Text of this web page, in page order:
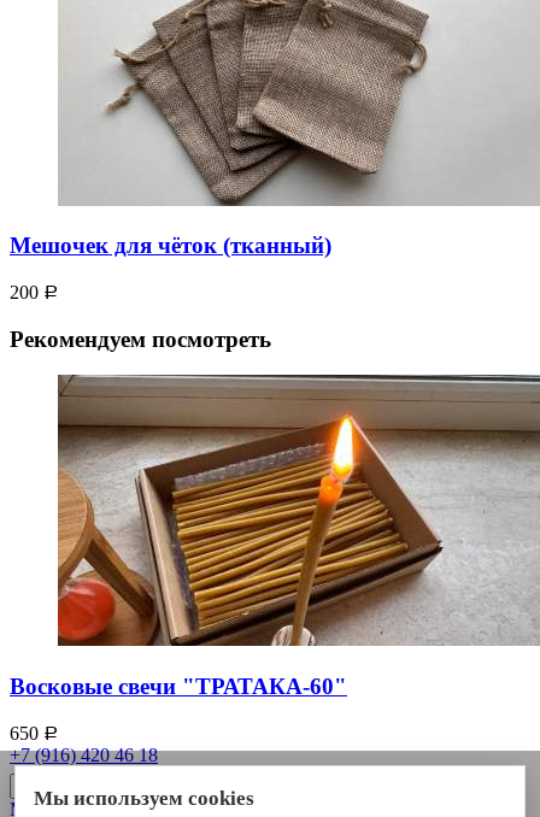
Мешочек для чёток (тканный)
200 Р
Рекомендуем посмотреть
Восковые свечи "ТРАТАКА-60"
650 Р
+7 (916) 420 46 18
Магазин
Мы используем cookies